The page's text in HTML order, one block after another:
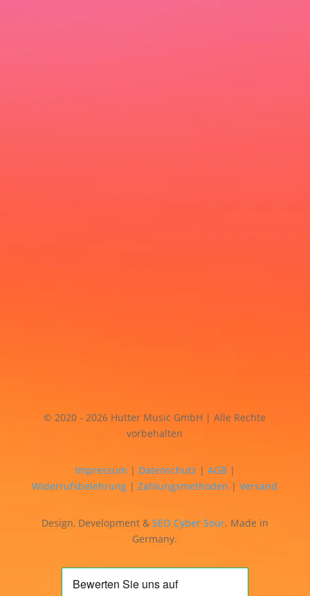
© 2020 - 2026 Hutter Music GmbH | Alle Rechte
vorbehalten
Impressum | Datenschutz | AGB|
Widerrufsbelehrung |Zahlungsmethoden |Versand
Design, Development & SEO Cyber Sour. Made in
Germany.